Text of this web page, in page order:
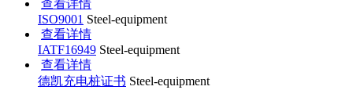
查看详情
ISO9001 Steel-equipment
查看详情
IATF16949 Steel-equipment
查看详情
德凯充电桩证书 Steel-equipment